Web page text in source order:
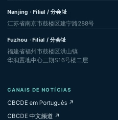
Nanjing · Filial / 分会址
江苏省南京市鼓楼区建宁路288号
Fuzhou · Filial / 分会址
福建省福州市鼓楼区洪山镇
华润置地中心三期S16号楼二层
CANAIS DE NOTÍCIAS
CBCDE em Português ↗
CBCDE 中文频道 ↗